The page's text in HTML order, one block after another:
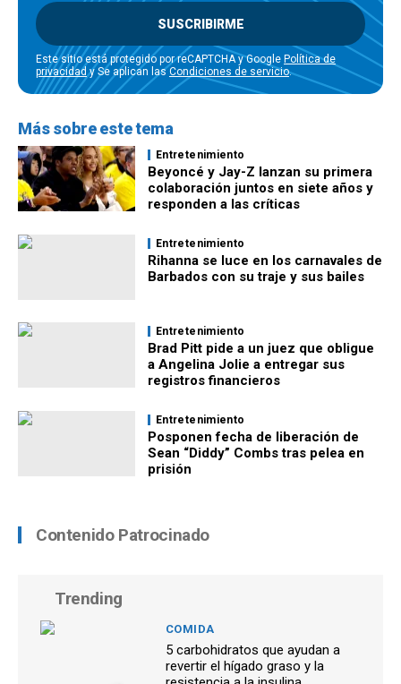
SUSCRIBIRME
Este sitio está protegido por reCAPTCHA y Google Política de
privacidad y Se aplican lasCondiciones de servicio.
Más sobre este tema
Entretenimiento
Beyoncé y Jay-Z lanzan su primera
colaboración juntos en siete años y
responden a las críticas
Entretenimiento
Rihanna se luce en los carnavales de
Barbados con su traje y sus bailes
Entretenimiento
Brad Pitt pide a un juez que obligue
a Angelina Jolie a entregar sus
registros financieros
Entretenimiento
Posponen fecha de liberación de
Sean “Diddy” Combs tras pelea en
prisión
Contenido Patrocinado
Trending
COMIDA
5 carbohidratos que ayudan a
revertir el hígado graso y la